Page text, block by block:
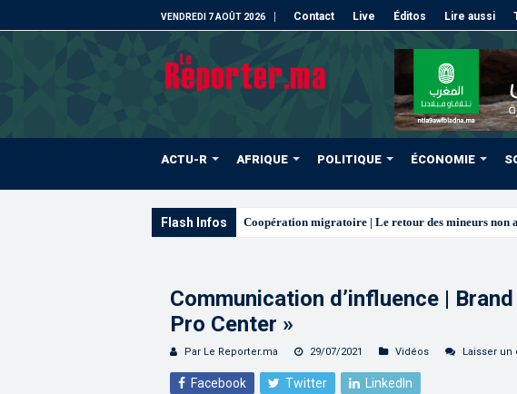
VENDREDI 7 AOÛT 2026 Contact Live Éditos Lire aussi
ACTU-R AFRIQUE POLITIQUE ÉCONOMIE
Flash Infos L’ONMT renforce l’attractivité des régio
Communication d’influence |
Pro Center »
Par Le Reporter.ma 29/07/2021 Vidéos Laisser
Facebook Twitter LinkedIn